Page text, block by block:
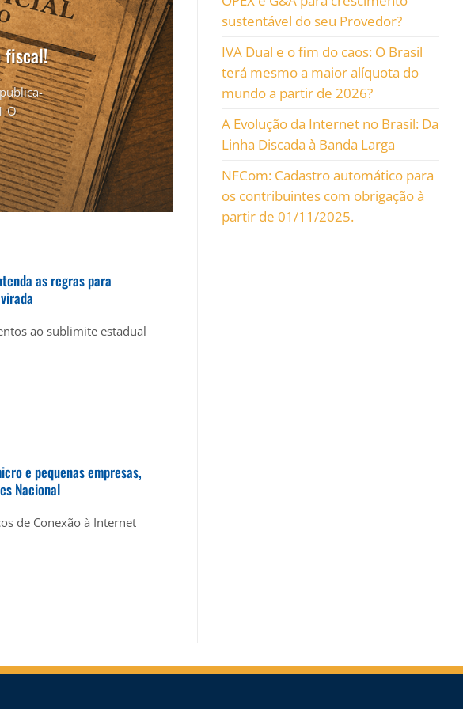
fiscal!
O
as regras para
ao sublimite estadual
e pequenas empresas,
Nacional
de Conexão à Internet
sustentável do seu Provedor?
IVA Dual e o fim do caos: O Brasil
terá mesmo a maior alíquota do
mundo a partir de 2026?
A Evolução da Internet no Brasil: Da
Linha Discada à Banda Larga
NFCom: Cadastro automático para
os contribuintes com obrigação à
partir de 01/11/2025.